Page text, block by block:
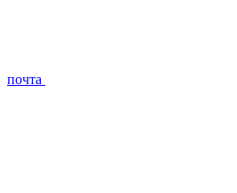
почта